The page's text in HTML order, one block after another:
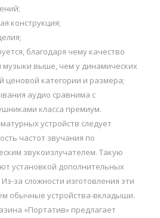
конструкция;
благодаря чему качество
музыки выше, чем у динамических
ценовой категории и размера;
аудио сравнима с
класса премиум.
устройств следует
частот звучания по
звукоизлучателем. Такую
установкой дополнительных
за сложности изготовления эти
обычные устройства-вкладыши.
«Портатив» предлагает